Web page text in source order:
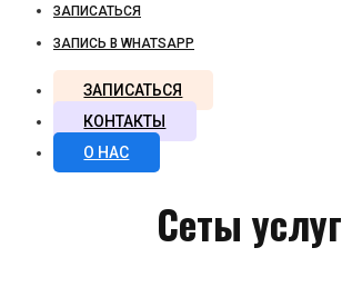
ЗАПИСАТЬСЯ
ЗАПИСЬ В WHATSAPP
ЗАПИСАТЬСЯ
КОНТАКТЫ
О НАС
Сеты услуг